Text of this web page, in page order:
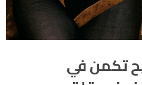
تكمن في